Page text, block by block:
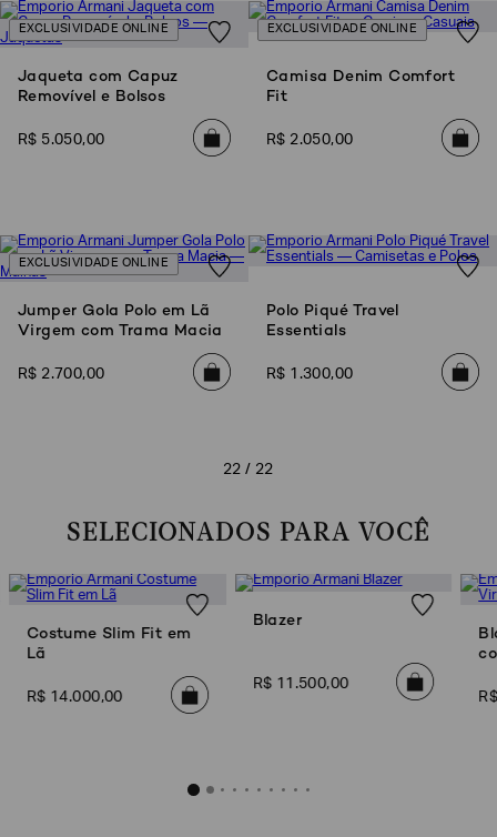
EXCLUSIVIDADE ONLINE
Jaqueta com Capuz
Removível e Bolsos
R$ 5.050,00
EXCLUSIVIDADE ONLINE
Camisa Denim Comfort
Fit
R$ 2.050,00
EXCLUSIVIDADE ONLINE
Jumper Gola Polo em Lã
Virgem com Trama Macia
R$ 2.700,00
Polo Piqué Travel
Essentials
R$ 1 .300,00
22 / 22
SELECIONADOS PARA VOCÊ
Costume Slim Fit em
Lã
R$ 14.000,00
Blazer
R$ 11 .500,00